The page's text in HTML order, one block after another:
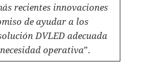
recientes innovaciones
de ayudar a los
DVLED adecuada
operativa”.